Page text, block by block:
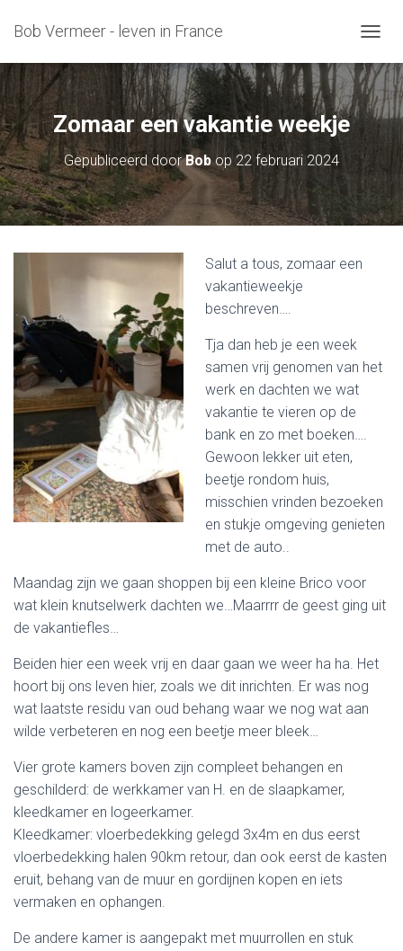
Bob Vermeer - leven in France
O
G
G
L
V
G
Zomaar een vakantie weekje
Gepubliceerd doorBobop 22 februari 2024
Salut a tous, zomaar een
vakantieweekje
beschreven….
Tja dan heb je een week
samen vrij genomen van het
werk en dachten we wat
vakantie te vieren op de
bank en zo met boeken….
Gewoon lekker uit eten,
beetje rondom huis,
misschien vrinden bezoeken
en stukje omgeving genieten
met de auto..
Maandag zijn we gaan shoppen bij een kleine Brico voor
wat klein knutselwerk dachten we…Maarrrr de geest ging uit
de vakantiefles…
Beiden hier een week vrij en daar gaan we weer ha ha. Het
hoort bij ons leven hier, zoals we dit inrichten. Er was nog
wat laatste residu van oud behang waar we nog wat aan
wilde verbeteren en nog een beetje meer bleek…
Vier grote kamers boven zijn compleet behangen en
geschilderd: de werkkamer van H. en de slaapkamer,
kleedkamer en logeerkamer.
Kleedkamer: vloerbedekking gelegd 3x4m en dus eerst
vloerbedekking halen 90km retour, dan ook eerst de kasten
eruit, behang van de muur en gordijnen kopen en iets
vermaken en ophangen.
De andere kamer is aangepakt met muurrollen en stuk